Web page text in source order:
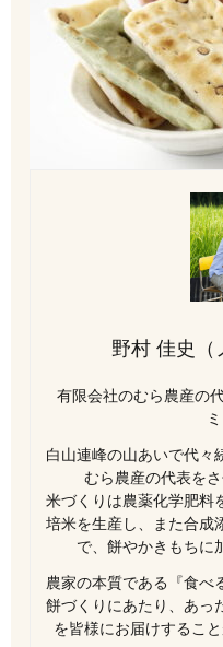
野村 佳史（
有限会社のむら農産の
白山連峰の山あいで代々
むら農産の代表を
米づくりは農薬化学肥料
培米を生産し、また合成
で、餅やかきもちに
農家の本質である『食べ
餅づくりにあたり、あっ
を皆様にお届けするこ